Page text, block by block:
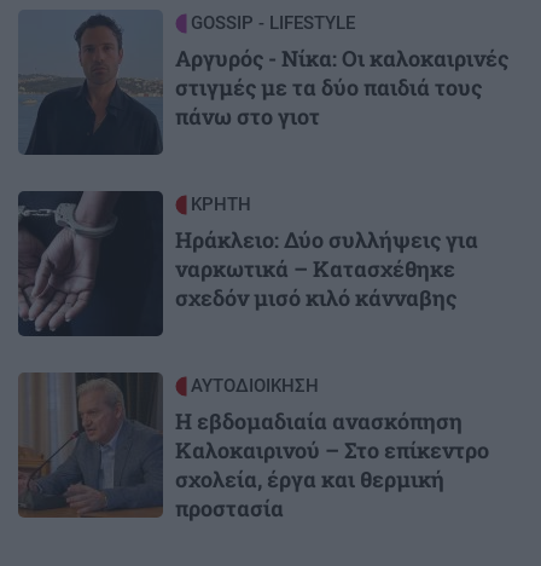
GOSSIP - LIFESTYLE
Αργυρός - Νίκα: Οι καλοκαιρινές
στιγμές με τα δύο παιδιά τους
πάνω στο γιοτ
Image ΚΡΗΤΗ
Ηράκλειο: Δύο συλλήψεις για
ναρκωτικά – Κατασχέθηκε
σχεδόν μισό κιλό κάνναβης
ΑΥΤΟΔΙΟΙΚΗΣΗ
Η εβδομαδιαία ανασκόπηση
Καλοκαιρινού – Στο επίκεντρο
σχολεία, έργα και θερμική
προστασία